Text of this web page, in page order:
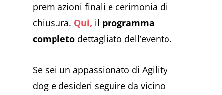
premiazioni finali e cerimonia di
chiusura. Qui, il programma
completo dettagliato dell’evento.
Se sei un appassionato di Agility
dog e desideri seguire da vicino